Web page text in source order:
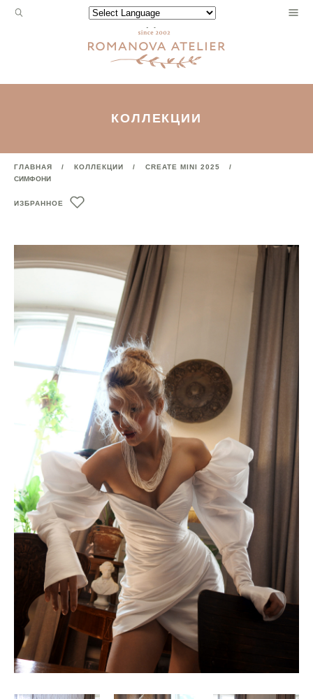
Запрос
Powered by
КОЛЛЕКЦИИ
ГЛАВНАЯ КОЛЛЕКЦИИ
CREATE MINI 2025
СИМФОНИ
ИЗБРАННОЕ